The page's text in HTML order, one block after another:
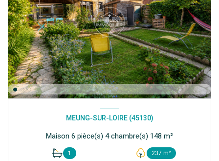
MEUNG-SUR-LOIRE (45130)
Maison 6 pièce(s) 4 chambre(s) 148 m²
1 237 m²